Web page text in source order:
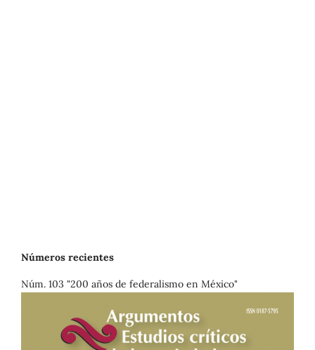
Números recientes
Núm. 103 "200 años de federalismo en México"